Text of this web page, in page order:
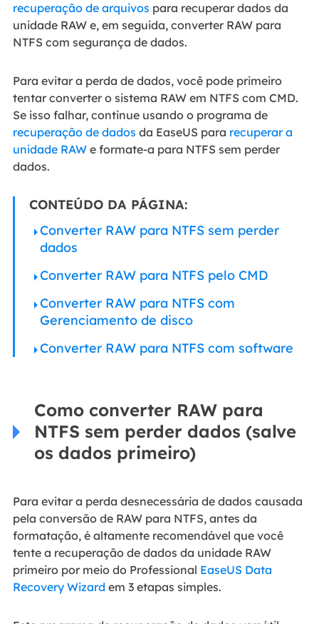
recuperação de arquivos para recuperar dados da
unidade RAW e, em seguida, converter RAW para
NTFS com segurança de dados.
Para evitar a perda de dados, você pode primeiro
tentar converter o sistema RAW em NTFS com CMD.
Se isso falhar, continue usando o programa de
recuperação de dados da EaseUS para recuperar a
unidade RAWe formate-a para NTFS sem perder
dados.
CONTEÚDO DA PÁGINA:
Converter RAW para NTFS sem perder
dados
Converter RAW para NTFS pelo CMD
Converter RAW para NTFS com
Gerenciamento de disco
Converter RAW para NTFS com software
Como converter RAW para
NTFS sem perder dados (salve
os dados primeiro)
Para evitar a perda desnecessária de dados causada
pela conversão de RAW para NTFS, antes da
formatação, é altamente recomendável que você
tente a recuperação de dados da unidade RAW
primeiro por meio do Professional EaseUS Data
Recovery Wizard em 3 etapas simples.